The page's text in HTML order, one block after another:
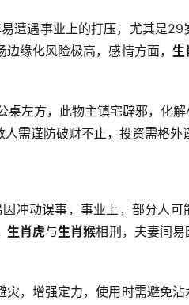
遭遇事业上的打压，尤其是29
缘化风险极高，感情方面， 生
左方，此物主镇宅辟邪，化
需谨防破财不止，投资需格外
冲动误事，事业上，部分人
生肖虎与生肖猴相刑，夫妻间
，增强定力，使用时需避免